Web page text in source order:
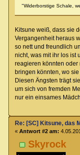
"Widerborstige Schale,
Kitsune weiß, dass sie
Vergangenheit heraus
so nett und freundlich
nicht, was mit ihr los ist
reagieren könnten oder
bringen könnten, wo
Diesen Ängsten trägt
um sich von fremden
nur ein einsames
Skyrock
Re: [SC] Kitsune, das
« Antwort #2 am: